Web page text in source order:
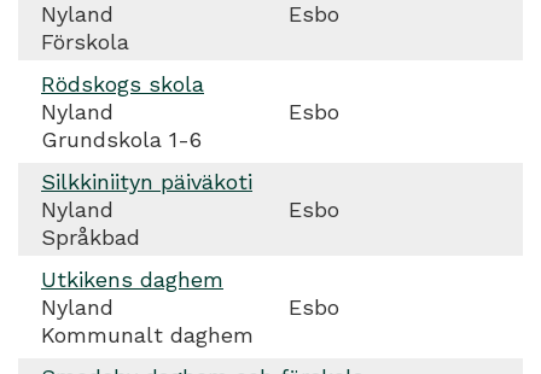
Nyland
Esbo
Förskola
Rödskogs skola
Nyland
Esbo
Grundskola 1-6
Silkkiniityn päiväkoti
Nyland
Esbo
Språkbad
Utkikens daghem
Nyland
Esbo
Kommunalt daghem